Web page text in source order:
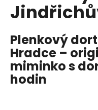
Plenkový
Hradce –
miminko s
hodin
C
o
p
o
t
ř
e